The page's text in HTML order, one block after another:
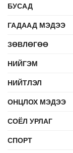
БУСАД
ГАДААД МЭДЭЭ
ЗӨВЛӨГӨӨ
НИЙГЭМ
НИЙТЛЭЛ
ОНЦЛОХ МЭДЭЭ
СОЁЛ УРЛАГ
СПОРТ